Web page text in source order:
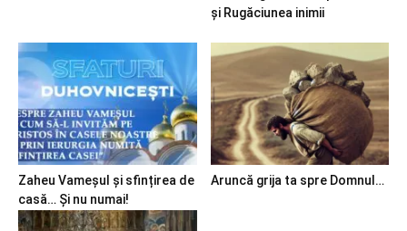
și Rugăciunea inimii
Zaheu Vameșul și sfințirea de
casă… Și nu numai!
Aruncă grija ta spre Domnul…